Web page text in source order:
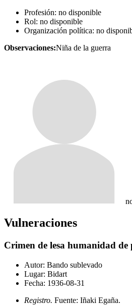
Profesión: no disponible
Rol: no disponible
Organización política: no
Observaciones:Niña de la guerra
Vulneraciones
Crimen de lesa humanidad de
Autor: Bando sublevado
Lugar: Bidart
Fecha: 1936-08-31
Registro. Fuente: Iñaki Egaña.